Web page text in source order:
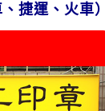
捷運、火車